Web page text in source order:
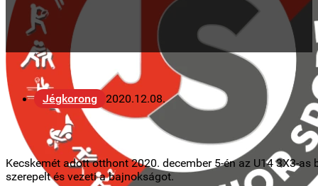
Jégkorong 2020.12.08.
Kecskemét adott otthont 2020. december 5-én az U14 3X3-
szerepelt és vezeti a bajnokságot.